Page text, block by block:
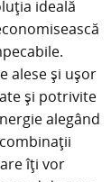
ideală
alese și ușor
și potrivite
alegând
îți vor